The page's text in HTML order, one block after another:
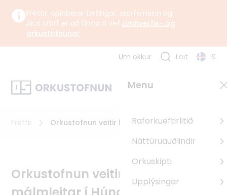
Fréttir, opinberar birtingar, starfsmenn og
laus störf er að finna á vef Umhverfis- og
orkustofnunar.
Orkustofnun starfar undir yfirstjórn Umhverfis-, orku- og
Sagan
Um okkur Leit IS
Menu
Raforkueftirlitið
Náttúruauðlindir
Orkuskipti
Upplýsingar
Orkustofnun veitir leyfi til málmleitar í
Orkustofnun veitir leyfi til